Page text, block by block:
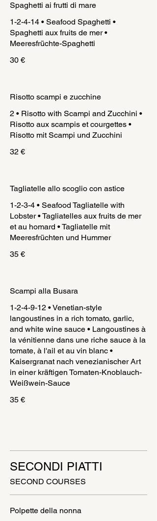
Spaghetti ai frutti di mare
1-2-4-14 • Seafood Spaghetti •
Spaghetti aux fruits de mer •
Meeresfrüchte-Spaghetti
30 €
Risotto scampi e zucchine
2 • Risotto with Scampi and Zucchini •
Risotto aux scampis et courgettes •
Risotto mit Scampi und Zucchini
32 €
Tagliatelle allo scoglio con astice
1-2-3-4 • Seafood Tagliatelle with
Lobster • Tagliatelles aux fruits de mer
et au homard • Tagliatelle mit
Meeresfrüchten und Hummer
35 €
Scampi alla Busara
1-2-4-9-12 • Venetian-style
langoustines in a rich tomato, garlic,
and white wine sauce • Langoustines à
la vénitienne dans une riche sauce à la
tomate, à l'ail et au vin blanc •
Kaisergranat nach venezianischer Art
in einer kräftigen Tomaten-Knoblauch-
Weißwein-Sauce
35 €
SECONDI PIATTI
SECOND COURSES
Polpette della nonna